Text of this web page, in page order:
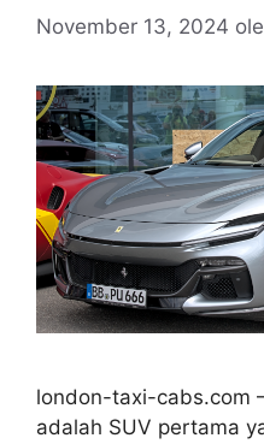
November 13, 2024
london-taxi-cabs.com
adalah SUV pertama